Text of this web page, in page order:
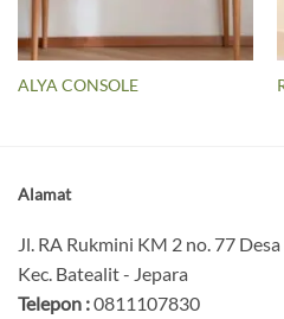
ALYA CONSOLE
Alamat
Jl. RA Rukmini KM 2 no. 77
Kec. Batealit - Jepara
Telepon :0811107830